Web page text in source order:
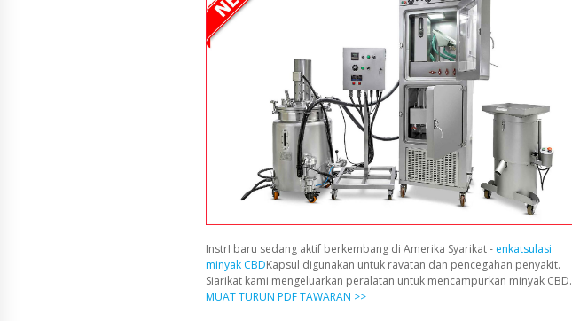
InstrI baru sedang aktif berkembang di Amerika Syarikat - enkatsulasi
minyak CBDKapsul digunakan untuk ravatan dan pencegahan penyakit.
Siarikat kami mengeluarkan peralatan untuk mencampurkan minyak CBD.
MUAT TURUN PDF TAWARAN >>